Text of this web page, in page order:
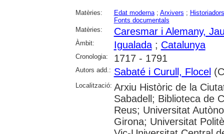
Matèries: Edat moderna; Arxivers ; Historiadors
Fonts documentals
Matèries:
Caresmar i Alemany,
Àmbit: Igualada; Catalunya
Cronologia: 1717 - 1791
Autors add.: Sabaté i Curull, Flocel
Localització: Arxiu Històric de la
Sabadell; Biblioteca de
Reus; Universitat
Girona; Universitat